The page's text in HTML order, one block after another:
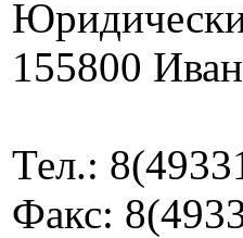
155800
Тел.:
Факс: